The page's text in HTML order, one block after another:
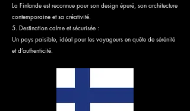
La Finlande est reconnue pour son design épuré, son architecture
contemporaine et sa créativité.
5. Destination calme et sécurisée :
Un pays paisible, idéal pour les voyageurs en quête de sérénité
et d’authenticité.